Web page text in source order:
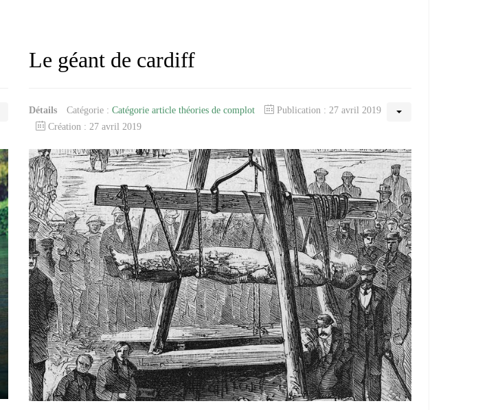
Le géant de cardiff
Détails Catégorie : Catégorie article théories de complot
Publication : 27 avril 2019
Création : 27 avril 2019